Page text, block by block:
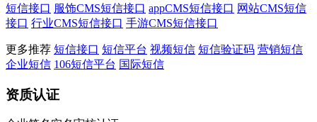
短信接口 服饰CMS短信接口 appCMS短信接口 网站CMS短信
接口 行业CMS短信接口 手游CMS短信接口
更多推荐 短信接口 短信平台 视频短信 短信验证码 营销短信
企业短信 106短信平台 国际短信
资质认证